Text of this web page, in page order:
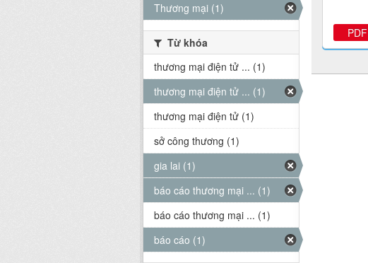
PDF
Thương mại (1)
Từ khóa
thương mại điện tử ... (1)
thương mại điện tử ... (1)
thương mại điện tử (1)
sở công thương (1)
gia lai (1)
báo cáo thương mại ... (1)
báo cáo thương mại ... (1)
báo cáo (1)